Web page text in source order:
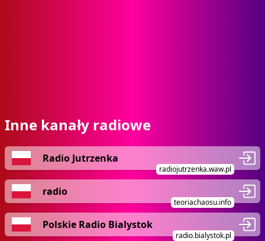
Inne kanały radiowe
Radio Jutrzenka
radiojutrzenka.waw.pl
radio
teoriachaosu.info
Polskie Radio Bialystok
radio.bialystok.pl